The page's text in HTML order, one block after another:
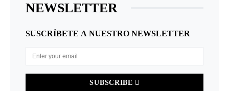
NEWSLETTER
SUSCRÍBETE A NUESTRO NEWSLETTER
SUBSCRIBE